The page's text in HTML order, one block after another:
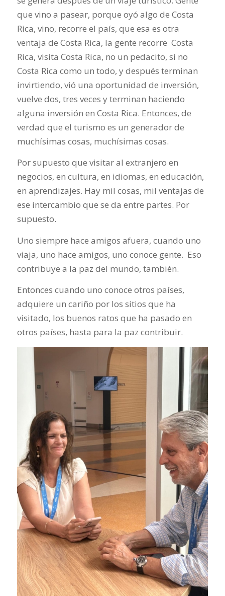
que vino a pasear, porque oyó algo de Costa
Rica, vino, recorre el país, que esa es otra
ventaja de Costa Rica, la gente recorre Costa
Rica, visita Costa Rica, no un pedacito, si no
Costa Rica como un todo, y después terminan
invirtiendo, vió una oportunidad de inversión,
vuelve dos, tres veces y terminan haciendo
alguna inversión en Costa Rica. Entonces, de
verdad que el turismo es un generador de
muchísimas cosas, muchísimas cosas.
Por supuesto que visitar al extranjero en
negocios, en cultura, en idiomas, en educación,
en aprendizajes. Hay mil cosas, mil ventajas de
ese intercambio que se da entre partes. Por
supuesto.
Uno siempre hace amigos afuera, cuando uno
viaja, uno hace amigos, uno conoce gente. Eso
contribuye a la paz del mundo, también.
Entonces cuando uno conoce otros países,
adquiere un cariño por los sitios que ha
visitado, los buenos ratos que ha pasado en
otros países, hasta para la paz contribuir.